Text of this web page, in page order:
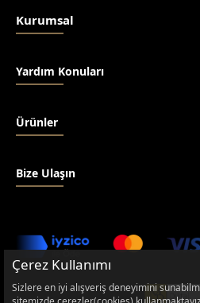
Kurumsal
Yardım Konuları
Ürünler
Bize Ulaşın
Çerez Kullanımı
Sizlere en iyi alışveriş deneyimini